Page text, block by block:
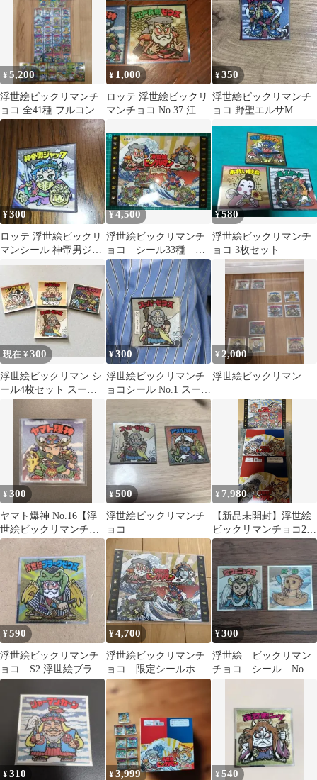
¥5,200
浮世絵ビックリマンチ
ョコ 全41種 フルコンプ
空袋2種付き
¥ 1,000
ロッテ 浮世絵ビックリ
マンチョコ No.37 江戸
¥350
浮世絵ビックリマンチ
ョコ 野聖エルサM
¥300
ロッテ 浮世絵ビックリ
マンシール 神帝男ジャ
ック No.11
¥4,500
浮世絵ビックリマンチ
ョコ シール33種 フ
ァイル付き
¥580
浮世絵ビックリマンチ
ョコ 3枚セット
現在 ¥300
浮世絵ビックリマン シ
ール4枚セット スーパ
¥300
浮世絵ビックリマンチ
ョコシール No.1 スーパ
ーゼウス
¥ 2,000
浮世絵ビックリマン
¥300
ヤマト爆神 No.16【浮
世絵ビックリマンチョ
コ】
¥500
浮世絵ビックリマンチ
ョコ
¥ 7,980
【新品未開封】浮世絵
ビックリマンチョコ2箱
（60個入り） 特典付
き
¥590
浮世絵ビックリマンチ
ョコ S2 浮世絵ブラッ
クゼウス 1枚
¥4,700
浮世絵ビックリマンチ
ョコ 限定シールホル
ダー
¥300
浮世絵 ビックリマン
チョコ シール No.2
¥310 ¥3,999 ¥540